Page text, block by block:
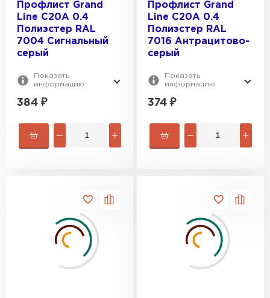
Профлист Grand
Line C20A 0.4
Полиэстер RAL
7004 Сигнальный
серый
Показать
информацию
384 ₽
Профлист Grand
Line C20A 0.4
Полиэстер RAL
7016 Антрацитово-
серый
Показать
информацию
374 ₽